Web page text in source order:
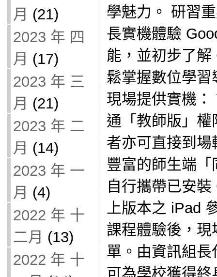
月 (21)
2023 年 四
月 (17)
2023 年 三
月 (21)
2023 年 二
月 (14)
2023 年 一
月 (4)
2022 年 十
二月 (13)
2022 年 十
學魅力。 研習
長實機體驗
能，並初步了
鬆掌握數位學
現場提供實機
通「教師版」
者亦可直接到
豐富的師生端
自行攜帶已安
上版本之 iPad
課程體驗後，
單。由資訊組
可為學校獲得